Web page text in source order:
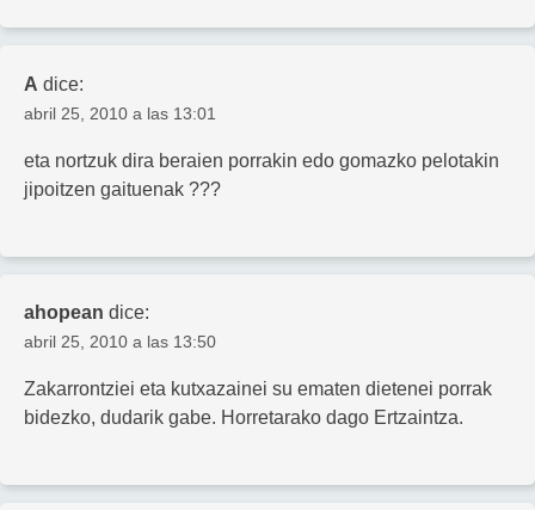
A dice:
abril 25, 2010 a las 13:01
eta nortzuk dira beraien porrakin edo gomazko pelotakin
jipoitzen gaituenak ???
ahopean dice:
abril 25, 2010 a las 13:50
Zakarrontziei eta kutxazainei su ematen dietenei porrak
bidezko, dudarik gabe. Horretarako dago Ertzaintza.